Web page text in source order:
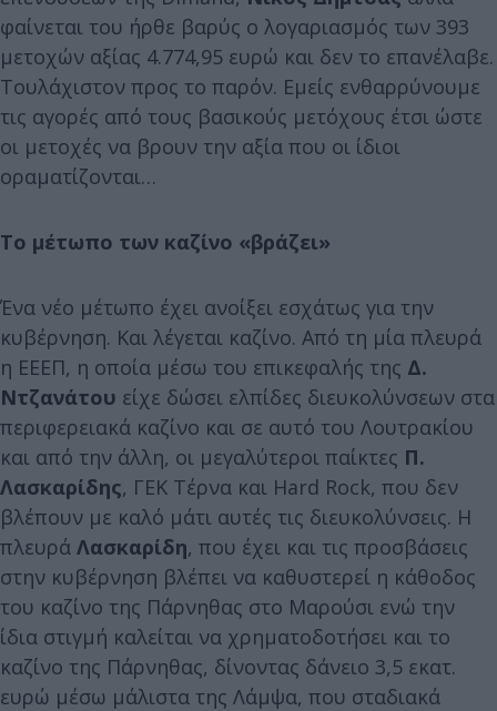
φαίνεται του ήρθε βαρύς ο λογαριασμός των 393
μετοχών αξίας 4.774,95 ευρώ και δεν το επανέλαβε.
Τουλάχιστον προς το παρόν. Εμείς ενθαρρύνουμε
τις αγορές από τους βασικούς μετόχους έτσι ώστε
οι μετοχές να βρουν την αξία που οι ίδιοι
οραματίζονται…
Το μέτωπο των καζίνο «βράζει»
Ένα νέο μέτωπο έχει ανοίξει εσχάτως για την
κυβέρνηση. Και λέγεται καζίνο. Από τη μία πλευρά
η ΕΕΕΠ, η οποία μέσω του επικεφαλής της Δ.
Ντζανάτου είχε δώσει ελπίδες διευκολύνσεων στα
περιφερειακά καζίνο και σε αυτό του Λουτρακίου
και από την άλλη, οι μεγαλύτεροι παίκτες Π.
Λασκαρίδης, ΓΕΚ Τέρνα και Hard Rock, που δεν
βλέπουν με καλό μάτι αυτές τις διευκολύνσεις. Η
πλευρά Λασκαρίδη, που έχει και τις προσβάσεις
στην κυβέρνηση βλέπει να καθυστερεί η κάθοδος
του καζίνο της Πάρνηθας στο Μαρούσι ενώ την
ίδια στιγμή καλείται να χρηματοδοτήσει και το
καζίνο της Πάρνηθας, δίνοντας δάνειο 3,5 εκατ.
ευρώ μέσω μάλιστα της Λάμψα, που σταδιακά